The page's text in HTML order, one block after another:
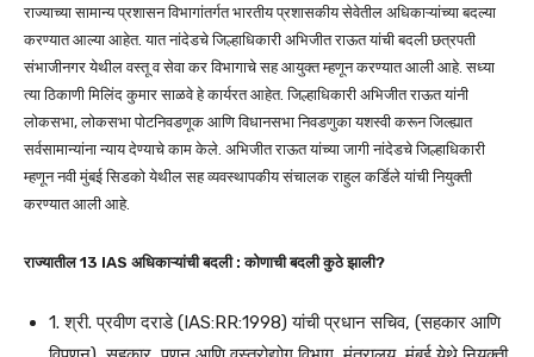
राज्याच्या सामान्य प्रशासन विभागांतर्गत भारतीय प्रशासकीय सेवेतील अधिकाऱ्यांच्या बदल्या
करण्यात आल्या आहेत. यात नांदेडचे जिल्हाधिकारी अभिजीत राऊत यांची बदली छत्रपती
संभाजीनगर येथील वस्तू व सेवा कर विभागाचे सह आयुक्त म्हणून करण्यात आली आहे. सध्या
त्या ठिकाणी मिलिंद कुमार साळवे हे कार्यरत आहेत. जिल्हाधिकारी अभिजीत राऊत यांनी
लोकसभा, लोकसभा पोटनिवडणूक आणि विधानसभा निवडणुका यशस्वी करून जिल्ह्यात
सर्वसामान्यांना न्याय देण्याचे काम केले. अभिजीत राऊत यांच्या जागी नांदेडचे जिल्हाधिकारी
म्हणून नवी मुंबई सिडको येथील सह व्यवस्थापकीय संचालक राहुल कर्डिले यांची नियुक्ती
करण्यात आली आहे.
राज्यातील 13 IAS अधिकाऱ्यांची बदली : कोणाची बदली कुठे झाली?
1. श्री. प्रवीण दराडे (IAS:RR:1998) यांची प्रधान सचिव, (सहकार आणि